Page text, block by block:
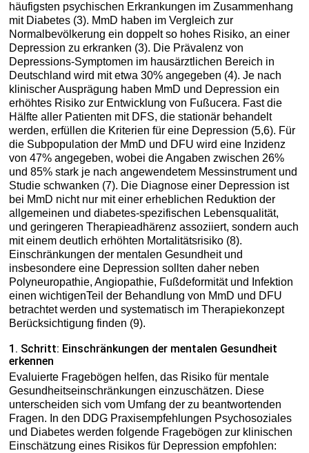
häufigsten psychischen Erkrankungen im Zusammenhang
mit Diabetes (3). MmD haben im Vergleich zur
Normalbevölkerung ein doppelt so hohes Risiko, an einer
Depression zu erkranken (3). Die Prävalenz von
Depressions-Symptomen im hausärztlichen Bereich in
Deutschland wird mit etwa 30% angegeben (4). Je nach
klinischer Ausprägung haben MmD und Depression ein
erhöhtes Risiko zur Entwicklung von Fußucera. Fast die
Hälfte aller Patienten mit DFS, die stationär behandelt
werden, erfüllen die Kriterien für eine Depression (5,6). Für
die Subpopulation der MmD und DFU wird eine Inzidenz
von 47% angegeben, wobei die Angaben zwischen 26%
und 85% stark je nach angewendetem Messinstrument und
Studie schwanken (7). Die Diagnose einer Depression ist
bei MmD nicht nur mit einer erheblichen Reduktion der
allgemeinen und diabetes-spezifischen Lebensqualität,
und geringeren Therapieadhärenz assoziiert, sondern auch
mit einem deutlich erhöhten Mortalitätsrisiko (8).
Einschränkungen der mentalen Gesundheit und
insbesondere eine Depression sollten daher neben
Polyneuropathie, Angiopathie, Fußdeformität und Infektion
einen wichtigenTeil der Behandlung von MmD und DFU
betrachtet werden und systematisch im Therapiekonzept
Berücksichtigung finden (9).
1. Schritt: Einschränkungen der mentalen Gesundheit
erkennen
Evaluierte Fragebögen helfen, das Risiko für mentale
Gesundheitseinschränkungen einzuschätzen. Diese
unterscheiden sich vom Umfang der zu beantwortenden
Fragen. In den DDG Praxisempfehlungen Psychosoziales
und Diabetes werden folgende Fragebögen zur klinischen
Einschätzung eines Risikos für Depression empfohlen: